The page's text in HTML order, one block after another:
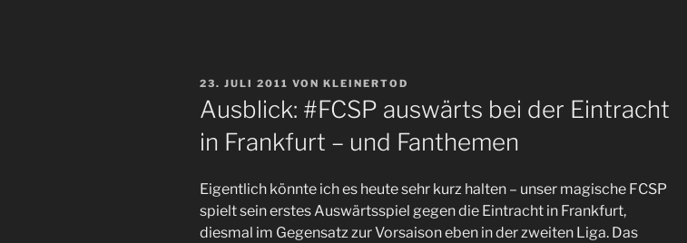
VERÖFFENTLICHT
AM
23. JULI 2011 VON KLEINERTOD
Ausblick: #FCSP auswärts bei der Eintracht
in Frankfurt – und Fanthemen
Eigentlich könnte ich es heute sehr kurz halten – unser magische FCSP
spielt sein erstes Auswärtsspiel gegen die Eintracht in Frankfurt,
diesmal im Gegensatz zur Vorsaison eben in der zweiten Liga. Das